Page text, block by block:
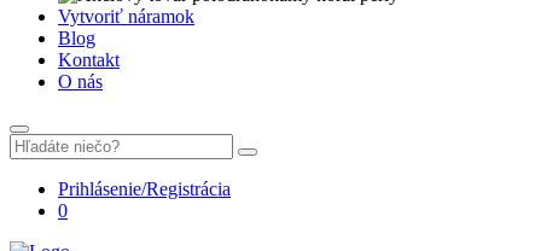
Vytvoriť náramok
Blog
Kontakt
O nás
Prihlásenie/Registrácia
0